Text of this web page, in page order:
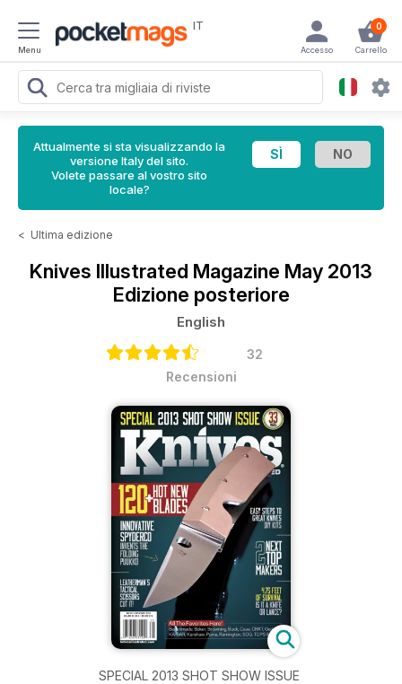
Menu
IT 0
Carrello
Accesso
Attualmente si sta visualizzando la
versione Italy del sito.
Volete passare al vostro sito
locale?
< Ultima edizione
Knives Illustrated Magazine May 2013
Edizione posteriore
English
32
Recensioni
SPECIAL 2013 SHOT SHOW ISSUE